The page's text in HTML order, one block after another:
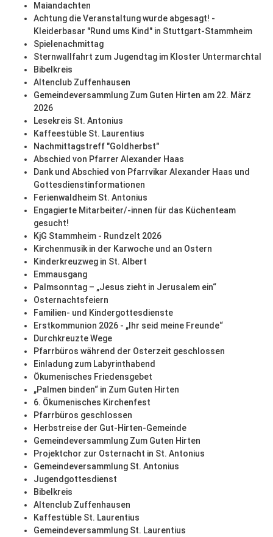
Maiandachten
Achtung die Veranstaltung wurde abgesagt! -
Kleiderbasar "Rund ums Kind" in Stuttgart-Stammheim
Spielenachmittag
Sternwallfahrt zum Jugendtag im Kloster Untermarchtal
Bibelkreis
Altenclub Zuffenhausen
Gemeindeversammlung Zum Guten Hirten am 22. März
2026
Lesekreis St. Antonius
Kaffeestüble St. Laurentius
Nachmittagstreff "Goldherbst"
Abschied von Pfarrer Alexander Haas
Dank und Abschied von Pfarrvikar Alexander Haas und
Gottesdienstinformationen
Ferienwaldheim St. Antonius
Engagierte Mitarbeiter/-innen für das Küchenteam
gesucht!
KjG Stammheim - Rundzelt 2026
Kirchenmusik in der Karwoche und an Ostern
Kinderkreuzweg in St. Albert
Emmausgang
Palmsonntag – „Jesus zieht in Jerusalem ein“
Osternachtsfeiern
Familien- und Kindergottesdienste
Erstkommunion 2026 - „Ihr seid meine Freunde“
Durchkreuzte Wege
Pfarrbüros während der Osterzeit geschlossen
Einladung zum Labyrinthabend
Ökumenisches Friedensgebet
„Palmen binden“ in Zum Guten Hirten
6. Ökumenisches Kirchenfest
Pfarrbüros geschlossen
Herbstreise der Gut-Hirten-Gemeinde
Gemeindeversammlung Zum Guten Hirten
Projektchor zur Osternacht in St. Antonius
Gemeindeversammlung St. Antonius
Jugendgottesdienst
Bibelkreis
Altenclub Zuffenhausen
Kaffestüble St. Laurentius
Gemeindeversammlung St. Laurentius